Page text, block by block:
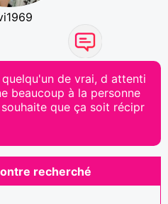
de vrai, d attenti
beaucoup à la personne
que ça soit récipr
recherché